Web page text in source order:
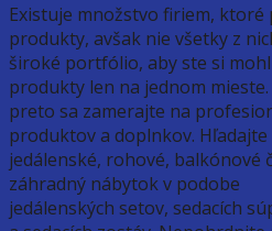
Existuje množstvo firiem,
produkty, avšak nie všetky z
široké portfólio, aby ste si
produkty len na jednom mieste.
preto sa zamerajte na
produktov a doplnkov. Hľadajte
jedálenské, rohové, balkónové
záhradný nábytok v podobe
jedálenských setov, sedacích